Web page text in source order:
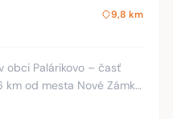
9,8 km
obci Palárikovo – časť
od mesta Nové Zámky.
prístupová cesta. Podľa